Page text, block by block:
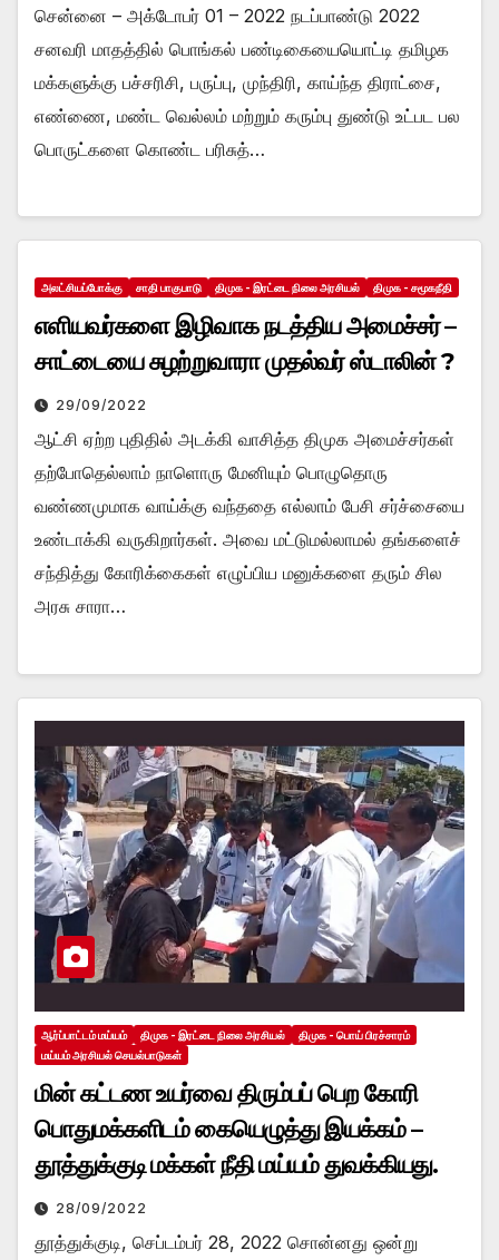
சென்னை – அக்டோபர் 01 – 2022 நடப்பாண்டு 2022
சனவரி மாதத்தில் பொங்கல் பண்டிகையையொட்டி தமிழக
மக்களுக்கு பச்சரிசி, பருப்பு, முந்திரி, காய்ந்த திராட்சை,
எண்ணை, மண்ட வெல்லம் மற்றும் கரும்பு துண்டு உட்பட பல
பொருட்களை கொண்ட பரிசுத்…
அலட்சியப்போக்கு சாதி பாகுபாடு திமுக - இரட்டை நிலை அரசியல் திமுக - சமூகநீதி
எளியவர்களை இழிவாக நடத்திய அமைச்சர் –
சாட்டையை சுழற்றுவாரா முதல்வர் ஸ்டாலின் ?
29/09/2022
ஆட்சி ஏற்ற புதிதில் அடக்கி வாசித்த திமுக அமைச்சர்கள்
தற்போதெல்லாம் நாளொரு மேனியும் பொழுதொரு
வண்ணமுமாக வாய்க்கு வந்ததை எல்லாம் பேசி சர்ச்சையை
உண்டாக்கி வருகிறார்கள். அவை மட்டுமல்லாமல் தங்களைச்
சந்தித்து கோரிக்கைகள் எழுப்பிய மனுக்களை தரும் சில
அரசு சாரா…
ஆர்ப்பாட்டம் மய்யம் திமுக - இரட்டை நிலை அரசியல்
திமுக - பொய் பிரச்சாரம்
மய்யம் அரசியல் செயல்பாடுகள்
மின் கட்டண உயர்வை திரும்பப் பெற கோரி
பொதுமக்களிடம் கையெழுத்து இயக்கம் –
தூத்துக்குடி மக்கள் நீதி மய்யம் துவக்கியது.
28/09/2022
தூத்துக்குடி, செப்டம்பர் 28, 2022 சொன்னது ஒன்று